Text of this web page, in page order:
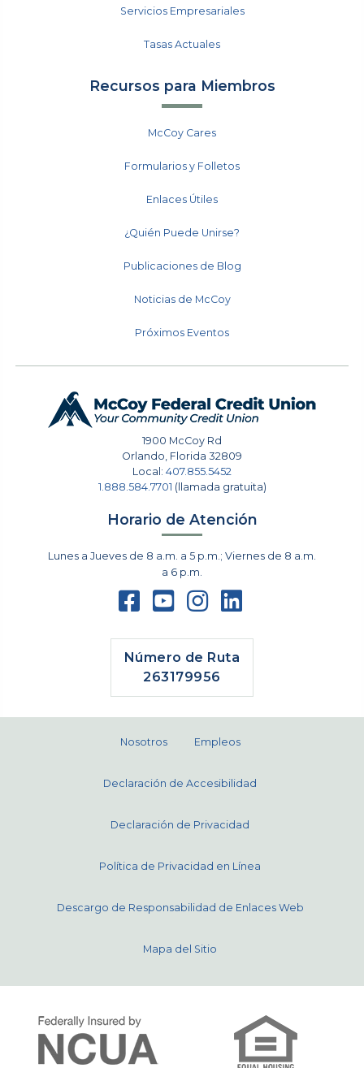
Servicios Empresariales
Tasas Actuales
Recursos para Miembros
McCoy Cares
Formularios y Folletos
Enlaces Útiles
¿Quién Puede Unirse?
Publicaciones de Blog
Noticias de McCoy
Próximos Eventos
1900 McCoy Rd
Orlando Florida 32809
Local: 407.855.5452
1.888.584.7701 (llamada gratuita)
Horario de Atención
Lunes a Jueves de 8 a.m. a 5 p.m.; Viernes de 8 a.m.
a 6 p.m.
Número de Ruta
263179956
Nosotros Empleos
Declaración de Accesibilidad
Declaración de Privacidad
Política de Privacidad en Línea
Descargo de Responsabilidad de Enlaces Web
Mapa del Sitio